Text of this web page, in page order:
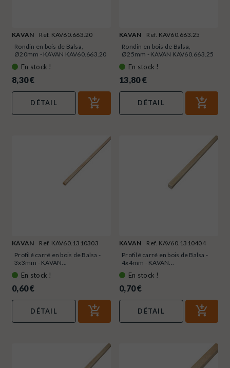
KAVAN
Ref. KAV60.663.20
Rondin en bois de Balsa,
Ø20mm - KAVAN KAV60.663.20
En stock !
8,30 €
DÉTAIL
KAVAN
Ref. KAV60.663.25
Rondin en bois de Balsa,
Ø25mm - KAVAN KAV60.663.25
En stock !
13,80 €
DÉTAIL
KAVAN
Ref. KAV60.1310303
Profilé carré en bois de Balsa -
3x3mm - KAVAN...
En stock !
0,60 €
DÉTAIL
KAVAN
Ref. KAV60.1310404
Profilé carré en bois de Balsa -
4x4mm - KAVAN...
En stock !
0,70 €
DÉTAIL